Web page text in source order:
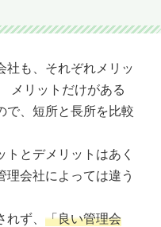
社も、それぞれメリッ
メリットだけがある
で、短所と長所を比較
とデメリットはあく
理会社によっては違う
ず、 「良い管理会